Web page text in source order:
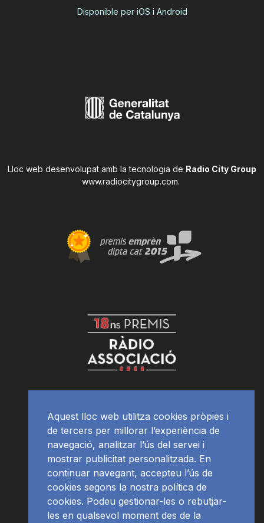
Disponible per iOS i Android
Lloc web desenvolupat amb la tecnologia de Radio City Group
www.radiocitygroup.com.
Aquest lloc web utilitza cookies pròpies i
de tercers per millorar l’experiència de
navegació, analitzar l’ús del servei i
mostrar publicitat personalitzada. En
continuar navegant, accepteu l’ús de
cookies segons la nostra política de
cookies. Podeu gestionar-les o rebutjar-
les en qualsevol moment des de la